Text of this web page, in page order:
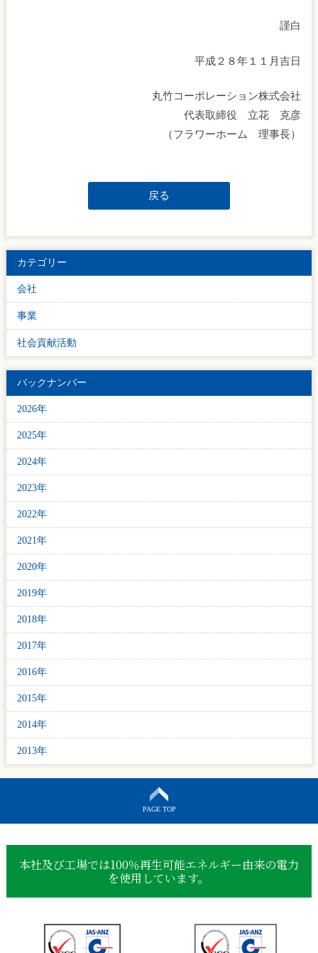
謹白
平成２８年１１月吉日
丸竹コーポレーション株式会社
代表取締役 立花 克彦
（フラワーホーム 理事長）
戻る
カテゴリー
会社
事業
社会貢献活動
バックナンバー
2026年
2025年
2024年
2023年
2022年
2021年
2020年
2019年
2018年
2017年
2016年
2015年
2014年
2013年
PAGE TOP
本社及び工場では100％再生可能エネルギー由来の電力
を使用しています。